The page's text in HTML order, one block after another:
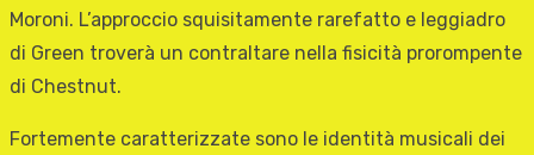
Moroni. L’approccio squisitamente rarefatto e leggiadro
di Green troverà un contraltare nella fisicità prorompente
di Chestnut.
Fortemente caratterizzate sono le identità musicali dei